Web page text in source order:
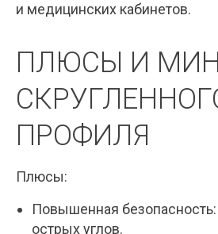
и медицинских кабинетов.
ПЛЮСЫ И
ПРОФИЛЯ
Плюсы:
Повышенная безопасность:
острых углов.